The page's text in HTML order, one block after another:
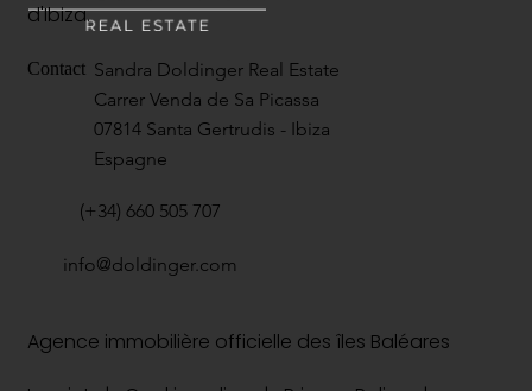
d'Ibiza.
Agence immobilière officielle des îles Baléares
Contact Sandra Doldinger Real Estate
Carrer Venda de Sa Picassa
07814 Santa Gertrudis - Ibiza
Espagne
(+34) 660 505 707
info@doldinger.com